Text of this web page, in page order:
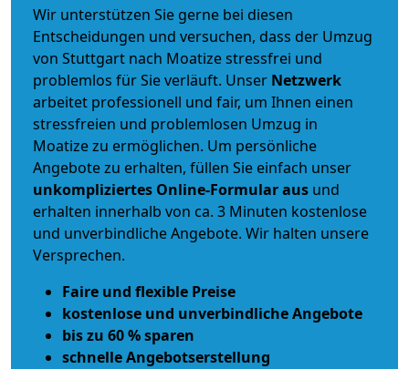
Wir unterstützen Sie gerne bei diesen
Entscheidungen und versuchen, dass der Umzug
von Stuttgart nach Moatize stressfrei und
problemlos für Sie verläuft. Unser Netzwerk
arbeitet professionell und fair, um Ihnen einen
stressfreien und problemlosen Umzug in
Moatize zu ermöglichen. Um persönliche
Angebote zu erhalten, füllen Sie einfach unser
unkompliziertes Online-Formular aus und
erhalten innerhalb von ca. 3 Minuten kostenlose
und unverbindliche Angebote. Wir halten unsere
Versprechen.
Faire und flexible Preise
kostenlose und unverbindliche Angebote
bis zu 60 % sparen
schnelle Angebotserstellung